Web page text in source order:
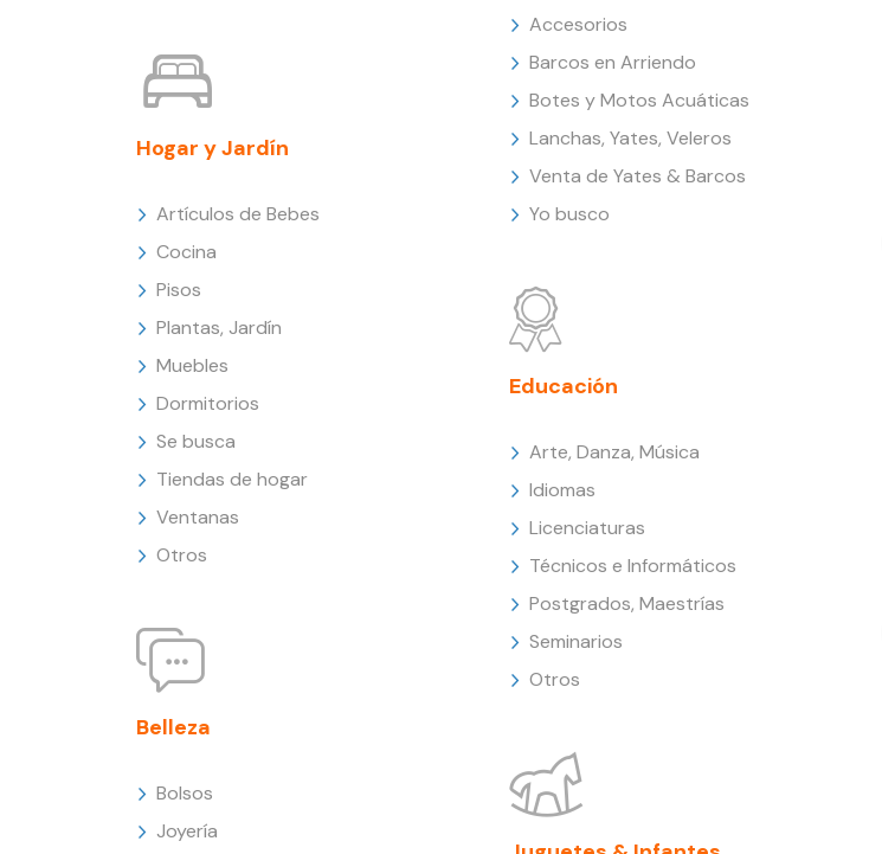
Hogar y Jardín
Artículos de Bebes
Cocina
Pisos
Plantas, Jardín
Muebles
Dormitorios
Se busca
Tiendas de hogar
Ventanas
Otros
Belleza
Bolsos
Joyería
Accesorios
Barcos en Arriendo
Botes y Motos Acuáticas
Lanchas, Yates, Veleros
Venta de Yates & Barcos
Yo busco
Educación
Arte, Danza, Música
Idiomas
Licenciaturas
Técnicos e Informáticos
Postgrados, Maestrías
Seminarios
Otros